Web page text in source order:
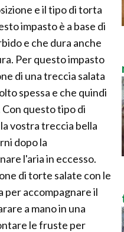
e il tipo di torta
impasto è a base di
e che dura anche
Per questo impasto
di una treccia salata
spessa e che quindi
questo tipo di
vostra treccia bella
dopo la
l'aria in eccesso.
di torte salate con le
per accompagnare il
a mano in una
le fruste per